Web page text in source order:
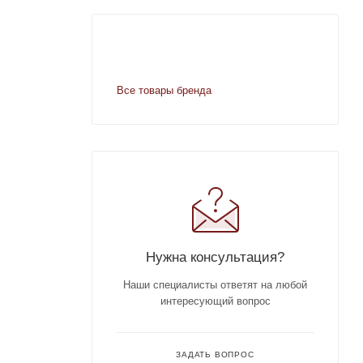
Все товары бренда
Нужна консультация?
Наши специалисты ответят на любой
интересующий вопрос
ЗАДАТЬ ВОПРОС